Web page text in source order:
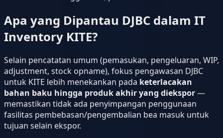
Apa yang Dipantau DJBC dalam IT
Inventory KITE?
Selain pencatatan umum (pemasukan, pengeluaran, WIP,
adjustment, stock opname), fokus pengawasan DJBC
untuk KITE lebih menekankan pada keterlacakan
bahan baku hingga produk akhir yang diekspor—
memastikan tidak ada penyimpangan penggunaan
fasilitas pembebasan/pengembalian bea masuk untuk
tujuan selain ekspor.